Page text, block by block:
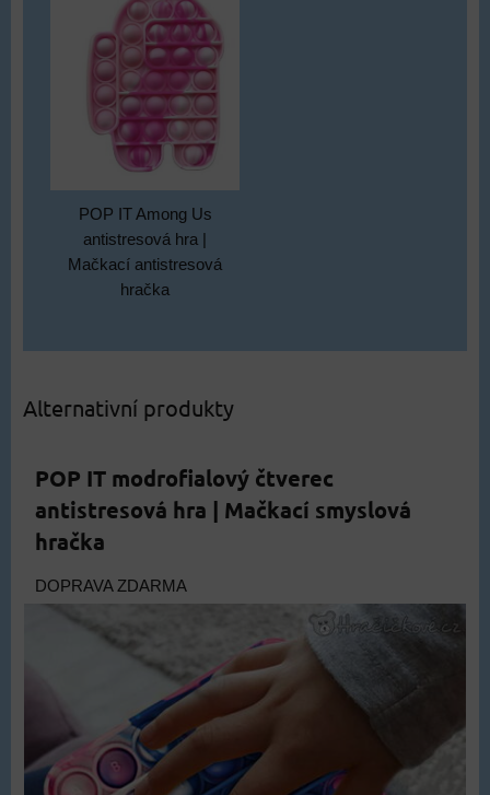
POP IT Among Us
antistresová hra |
Mačkací antistresová
hračka
Alternativní produkty
POP IT modrofialový čtverec
antistresová hra | Mačkací smyslová
hračka
DOPRAVA ZDARMA